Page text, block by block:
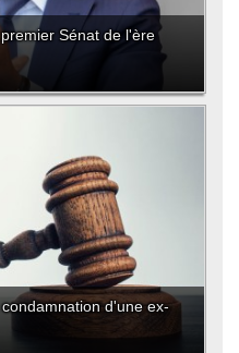
Sénat de l'ère
d'une ex-